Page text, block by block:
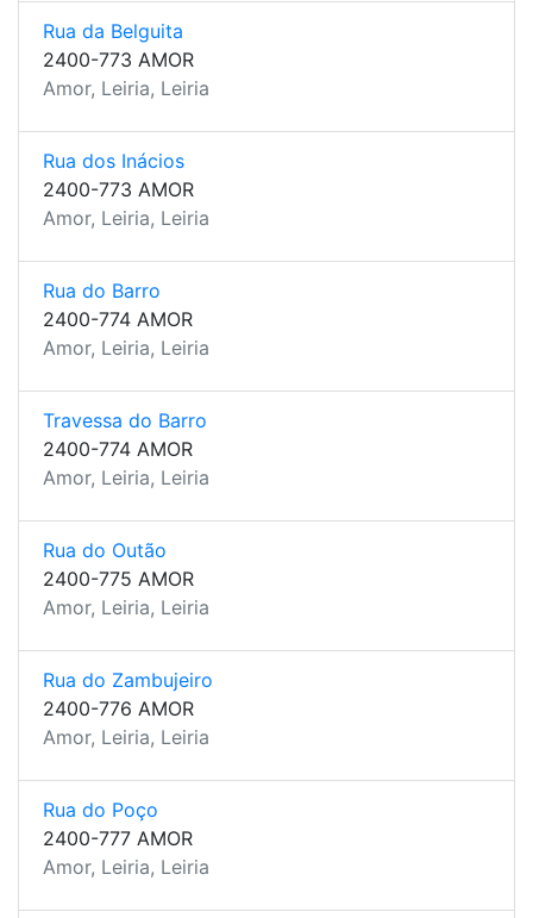
Rua da Belguita
2400-773 AMOR
Amor, Leiria, Leiria
Rua dos Inácios
2400-773 AMOR
Amor, Leiria, Leiria
Rua do Barro
2400-774 AMOR
Amor, Leiria, Leiria
Travessa do Barro
2400-774 AMOR
Amor, Leiria, Leiria
Rua do Outão
2400-775 AMOR
Amor, Leiria, Leiria
Rua do Zambujeiro
2400-776 AMOR
Amor, Leiria, Leiria
Rua do Poço
2400-777 AMOR
Amor, Leiria, Leiria